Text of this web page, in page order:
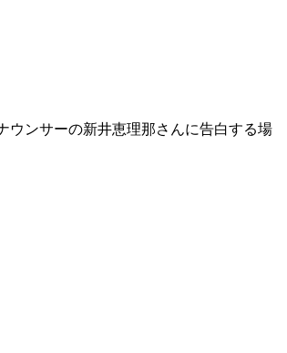
ウンサーの新井恵理那さんに告白する場